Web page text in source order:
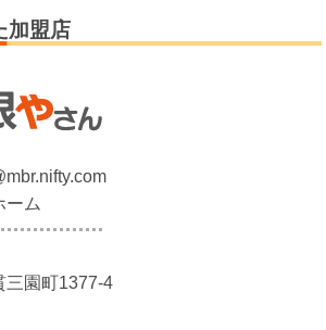
加盟店
ーム
三園町1377-4